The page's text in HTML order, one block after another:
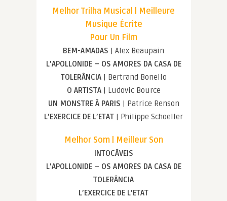
Melhor Trilha Musical | Meilleure
Musique Écrite
Pour Un Film
BEM-AMADAS | Alex Beaupain
L’APOLLONIDE – OS AMORES DA CASA DE
TOLERÂNCIA| Bertrand Bonello
O ARTISTA| Ludovic Bource
UN MONSTRE À PARIS | Patrice Renson
L’EXERCICE DE L’ETAT | Philippe Schoeller
Melhor Som | Meilleur Son
INTOCÁVEIS
L’APOLLONIDE – OS AMORES DA CASA DE
TOLERÂNCIA
L’EXERCICE DE L’ETAT